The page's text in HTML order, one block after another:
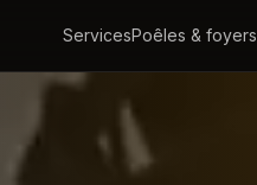
ServicesPoêles & foyers